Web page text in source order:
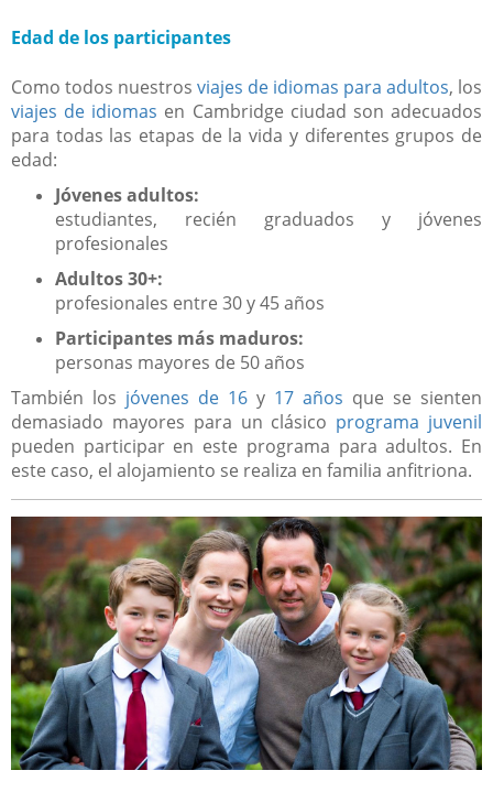
Edad de los participantes
Como todos nuestros viajes de idiomas para adultos, los
viajes de idiomas en Cambridge ciudad son adecuados
para todas las etapas de la vida y diferentes grupos de
edad:
Jóvenes adultos:
estudiantes, recién graduados y jóvenes
profesionales
Adultos 30+:
profesionales entre 30 y 45 años
Participantes más maduros:
personas mayores de 50 años
También los jóvenes de 16 y 17 años que se sienten
demasiado mayores para un clásico programa juvenil
pueden participar en este programa para adultos. En
este caso, el alojamiento se realiza en familia anfitriona.